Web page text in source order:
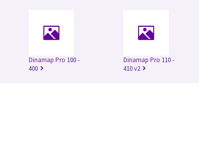
Dinamap Pro 100 -
400
Dinamap Pro 110 -
410 v2